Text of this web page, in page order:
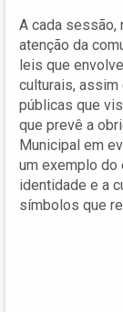
A cada sessão,
atenção da
leis que
culturais,
públicas que
que prevê a
Municipal em
um exemplo do
identidade e a
símbolos que